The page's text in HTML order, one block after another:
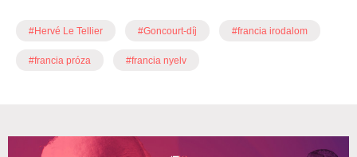
#Hervé Le Tellier #Goncourt-díj #francia irodalom
#francia próza #francia nyelv